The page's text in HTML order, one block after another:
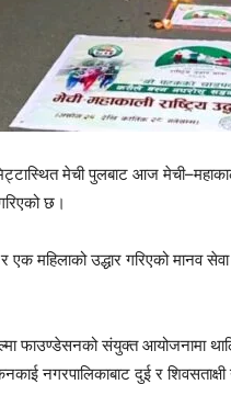
मेची पुलबाट आज
छ।
एक महिलाको उद्धार गरिएको मानव
फाउण्डेसनको संयुक्त आयोजनामा
नगरपालिकाबाट दुई र